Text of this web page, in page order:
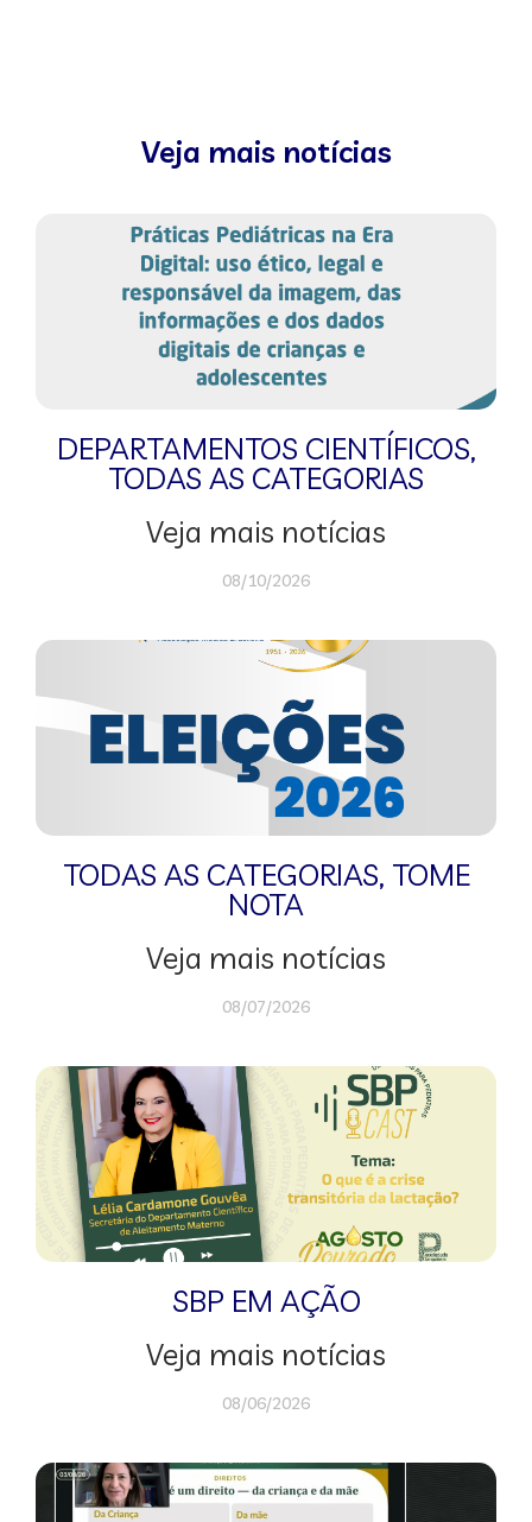
Veja mais notícias
DEPARTAMENTOS CIENTÍFICOS,
TODAS AS CATEGORIAS
Veja mais notícias
08/10/2026
TODAS AS CATEGORIAS, TOME
NOTA
Veja mais notícias
08/07/2026
SBP EM AÇÃO
Veja mais notícias
08/06/2026